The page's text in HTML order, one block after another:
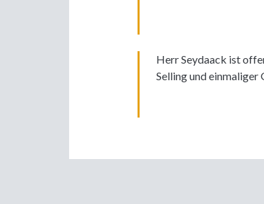
Herr Seydaack ist
Selling und